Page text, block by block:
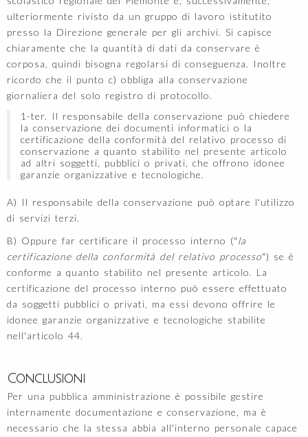
ulteriormente rivisto da un gruppo di lavoro istitutito
presso la Direzione generale per gli archivi. Si capisce
chiaramente che la quantità di dati da conservare è
corposa, quindi bisogna regolarsi di conseguenza. Inoltre
ricordo che il punto c) obbliga alla conservazione
giornaliera del solo registro di protocollo.
1-ter. Il responsabile della conservazione può chiedere
la conservazione dei documenti informatici o la
certificazione della conformità del relativo processo di
conservazione a quanto stabilito nel presente articolo
ad altri soggetti, pubblici o privati, che offrono idonee
garanzie organizzative e tecnologiche.
A) Il responsabile della conservazione può optare l'utilizzo
di servizi terzi.
B) Oppure far certificare il processo interno ("la
certificazione della conformità del relativo processo") se è
conforme a quanto stabilito nel presente articolo. La
certificazione del processo interno può essere effettuato
da soggetti pubblici o privati, ma essi devono offrire le
idonee garanzie organizzative e tecnologiche stabilite
nell'articolo 44.
Conclusioni
Per una pubblica amministrazione è possibile gestire
internamente documentazione e conservazione, ma è
necessario che la stessa abbia all'interno personale capace